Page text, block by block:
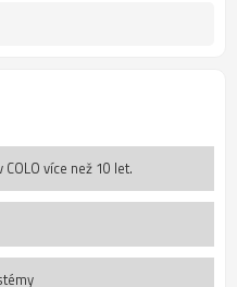
více než 10 let.